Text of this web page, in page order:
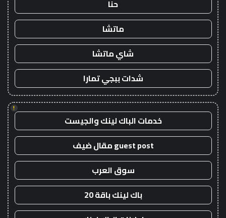
حنا
ماتشا
شاي ماتشا
شدات ببجي تمارا
!
خدمات الباك لينك والجيست
guest post مقال ضيف
سوق العرب
باك لينك باقة 20